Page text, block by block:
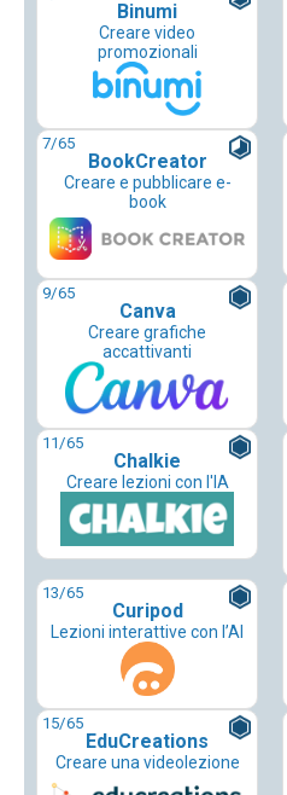
Binumi
Creare video
promozionali
7/65
BookCreator
Creare e pubblicare e-
book
9/65
Canva
Creare grafiche
accattivanti
11/65
Chalkie
Creare lezioni con l'IA
13/65
Curipod
Lezioni interattive con l’AI
15/65
EduCreations
Creare una videolezione